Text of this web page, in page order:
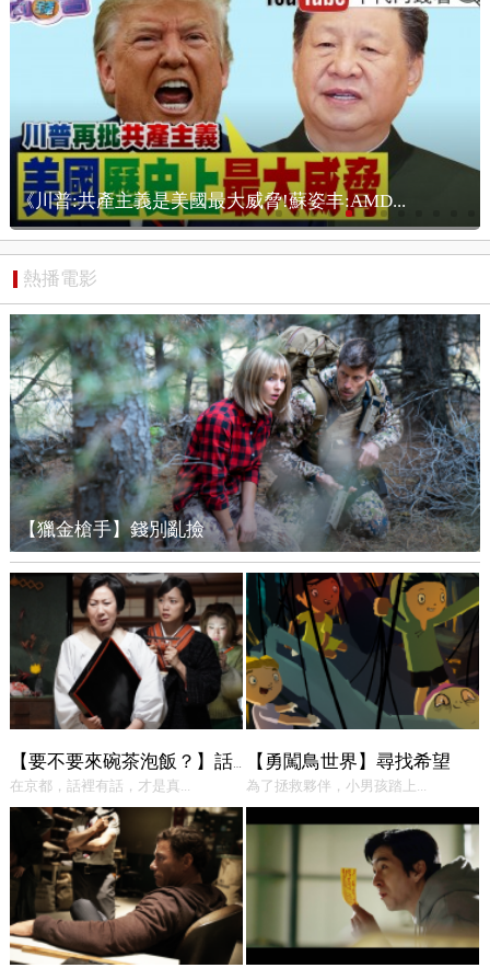
《麥考爾訪台灣!強化美台國安合作!漢光演習...
熱播電影
【獵金槍手】錢別亂撿
【要不要來碗茶泡飯？】話中有話
在京都，話裡有話，才是真...
【勇闖鳥世界】尋找希望
為了拯救夥伴，小男孩踏上...